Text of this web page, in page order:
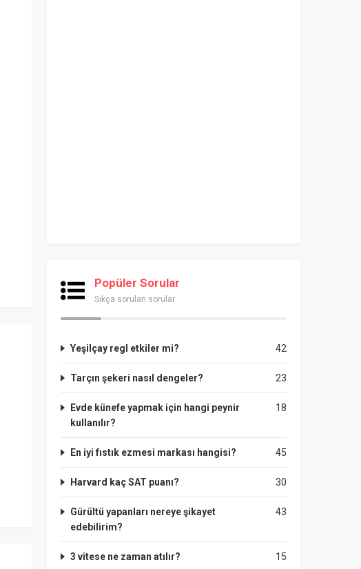
Popüler Sorular
Sıkça sorulan sorular
42
Yeşilçay regl etkiler mi?
23
Tarçın şekeri nasıl dengeler?
18
Evde künefe yapmak için hangi peynir
kullanılır?
45
En iyi fıstık ezmesi markası hangisi?
30
Harvard kaç SAT puanı?
43
Gürültü yapanları nereye şikayet
edebilirim?
15
3 vitese ne zaman atılır?